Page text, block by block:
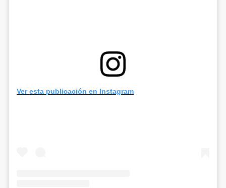
Ver esta publicación en Instagram